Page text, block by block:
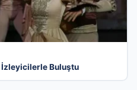
İzleyicilerle Buluştu